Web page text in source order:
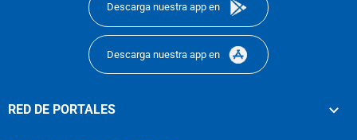
Descarga nuestra app en
Descarga nuestra app en
RED DE PORTALES